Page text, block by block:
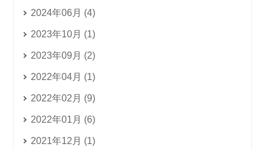
2024年06月 (4)
2023年10月 (1)
2023年09月 (2)
2022年04月 (1)
2022年02月 (9)
2022年01月 (6)
2021年12月 (1)